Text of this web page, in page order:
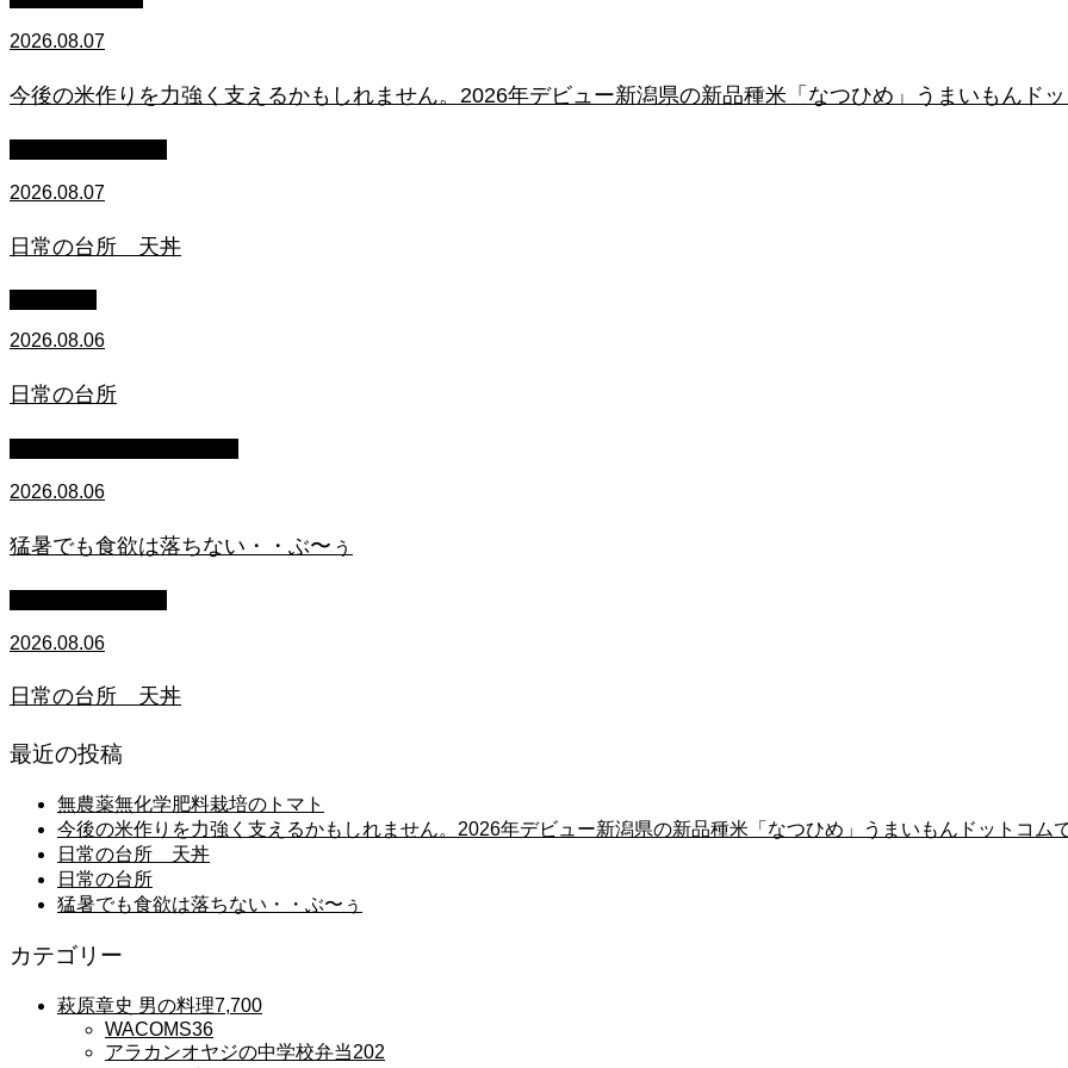
2026.08.07
今後の米作りを力強く支えるかもしれません。2026年デビュー新潟県の新品種米「なつひめ」うまいもんドッ
2026.08.07
日常の台所 天丼
2026.08.06
日常の台所
2026.08.06
猛暑でも食欲は落ちない・・ぶ〜ぅ
2026.08.06
日常の台所 天丼
最近の投稿
無農薬無化学肥料栽培のトマト
今後の米作りを力強く支えるかもしれません。2026年デビュー新潟県の新品種米「なつひめ」うまいもんドットコム
日常の台所 天丼
日常の台所
猛暑でも食欲は落ちない・・ぶ〜ぅ
カテゴリー
萩原章史 男の料理7,700
WACOMS36
アラカンオヤジの中学校弁当202